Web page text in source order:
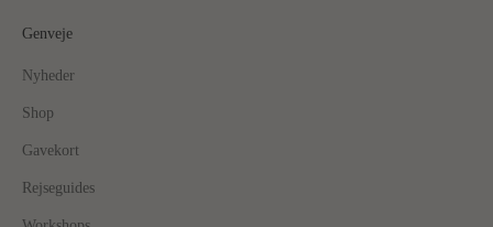
Genveje
Nyheder
Shop
Gavekort
Rejseguides